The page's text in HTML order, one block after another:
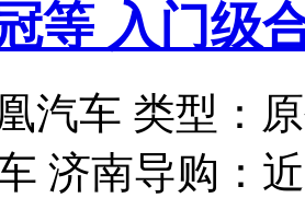
等 入门级
汽车 类型：
济南导购：